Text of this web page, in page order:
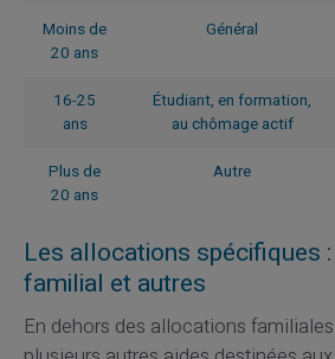
Moins de
20 ans
Général
16-25
ans
Étudiant, en formation,
au chômage actif
Plus de
20 ans
Autre
Les allocations spécifiques
familial et autres
En dehors des allocations